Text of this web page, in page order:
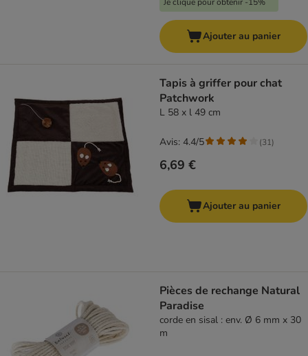
Ajouter au panier
Tapis à griffer pour chat
Patchwork
L 58 x l 49 cm
6,69 €
Avis: 4.4/5 (31)
Ajouter au panier
Pièces de rechange Natural
Paradise
corde en sisal : env. Ø 6 mm x 30
m